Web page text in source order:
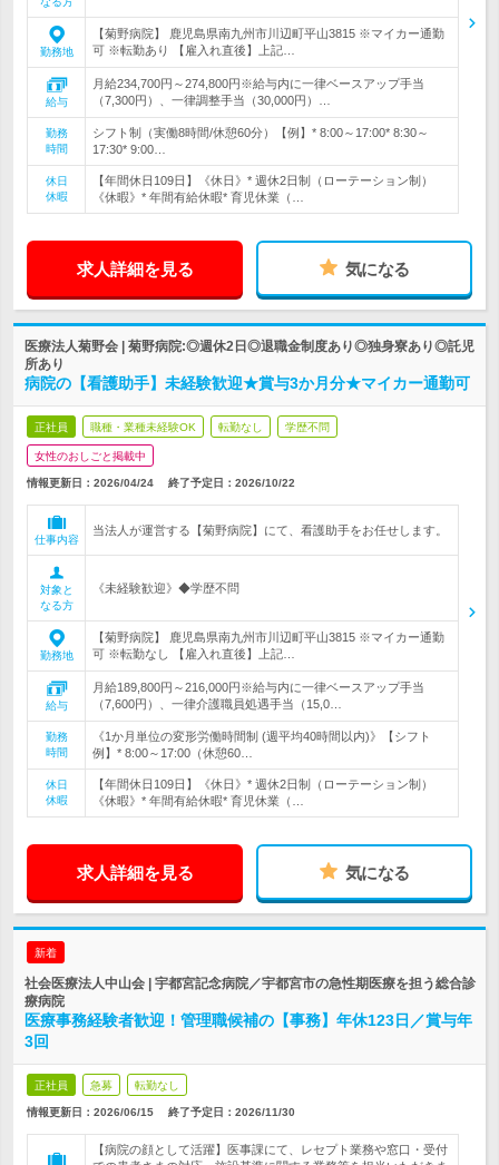
勤務地
【菊野病院】 鹿児島県南九州市川辺町平山3815 ※マイカー通勤
可 ※転勤あり 【雇入れ直後】上記…
給与
月給234,700円～274,800円※給与内に一律ベースアップ手当
（7,300円）、一律調整手当（30,000円）…
勤務
時間
シフト制（実働8時間/休憩60分）【例】* 8:00～17:00* 8:30～
17:30* 9:00…
休日
休暇
【年間休日109日】《休日》* 週休2日制（ローテーション制）
《休暇》* 年間有給休暇* 育児休業（…
求人詳細を見る 気になる
医療法人菊野会 | 菊野病院:◎週休2日◎退職金制度あり◎独身寮あり◎託児
所あり
病院の【看護助手】未経験歓迎★賞与3か月分★マイカー通勤可
正社員 職種・業種未経験OK 転勤なし 学歴不問
女性のおしごと掲載中
情報更新日：2026/04/24 終了予定日： 2026/10/22
仕事内容
当法人が運営する【菊野病院】にて、看護助手をお任せします。
対象と
なる方
《未経験歓迎》◆学歴不問
勤務地
【菊野病院】 鹿児島県南九州市川辺町平山3815 ※マイカー通勤
可 ※転勤なし 【雇入れ直後】上記…
給与
月給189,800円～216,000円※給与内に一律ベースアップ手当
（7,600円）、一律介護職員処遇手当（15,0…
勤務
時間
《1か月単位の変形労働時間制 (週平均40時間以内)》【シフト
例】* 8:00～17:00（休憩60…
休日
休暇
【年間休日109日】《休日》* 週休2日制（ローテーション制）
《休暇》* 年間有給休暇* 育児休業（…
求人詳細を見る 気になる
新着
社会医療法人中山会 | 宇都宮記念病院／宇都宮市の急性期医療を担う総合診
療病院
医療事務経験者歓迎！管理職候補の【事務】年休123日／賞与年
3回
正社員 急募 転勤なし
情報更新日：2026/06/15 終了予定日： 2026/11/30
【病院の顔として活躍】医事課にて、レセプト業務や窓口・受付